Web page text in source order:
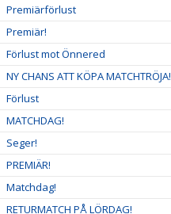
Premiärförlust
Premiär!
Förlust mot Önnered
NY CHANS ATT KÖPA MATCHTRÖJA!
Förlust
MATCHDAG!
Seger!
PREMIÄR!
Matchdag!
RETURMATCH PÅ LÖRDAG!